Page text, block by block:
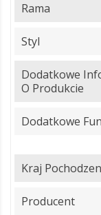
Rama
Styl
Dodatkowe
O Produkcie
Dodatkowe
Kraj
Producent